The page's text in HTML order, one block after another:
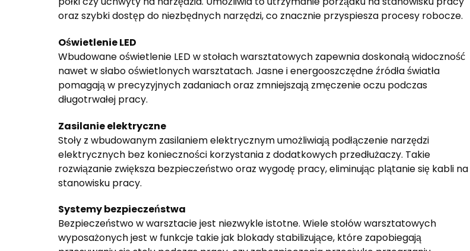
oraz szybki dostęp do niezbędnych narzędzi, co znacznie przyspiesza procesy robocze.
Oświetlenie LED
Wbudowane oświetlenie LED w stołach warsztatowych zapewnia doskonałą widoczność
nawet w słabo oświetlonych warsztatach. Jasne i energooszczędne źródła światła
pomagają w precyzyjnych zadaniach oraz zmniejszają zmęczenie oczu podczas
długotrwałej pracy.
Zasilanie elektryczne
Stoły z wbudowanym zasilaniem elektrycznym umożliwiają podłączenie narzędzi
elektrycznych bez konieczności korzystania z dodatkowych przedłużaczy. Takie
rozwiązanie zwiększa bezpieczeństwo oraz wygodę pracy, eliminując plątanie się kabli na
stanowisku pracy.
Systemy bezpieczeństwa
Bezpieczeństwo w warsztacie jest niezwykle istotne. Wiele stołów warsztatowych
wyposażonych jest w funkcje takie jak blokady stabilizujące, które zapobiegają